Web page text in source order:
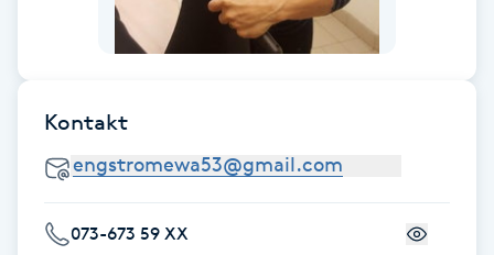
Fotvård
Fransborttagning
Kontakt
073-673 59 XX